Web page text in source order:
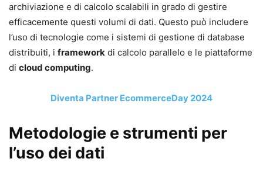
archiviazione e di calcolo scalabili in grado di gestire
efficacemente questi volumi di dati. Questo può includere
l’uso di tecnologie come i sistemi di gestione di database
distribuiti, i framework di calcolo parallelo e le piattaforme
di cloud computing.
Diventa Partner EcommerceDay 2024
Metodologie e strumenti per
l’uso dei dati